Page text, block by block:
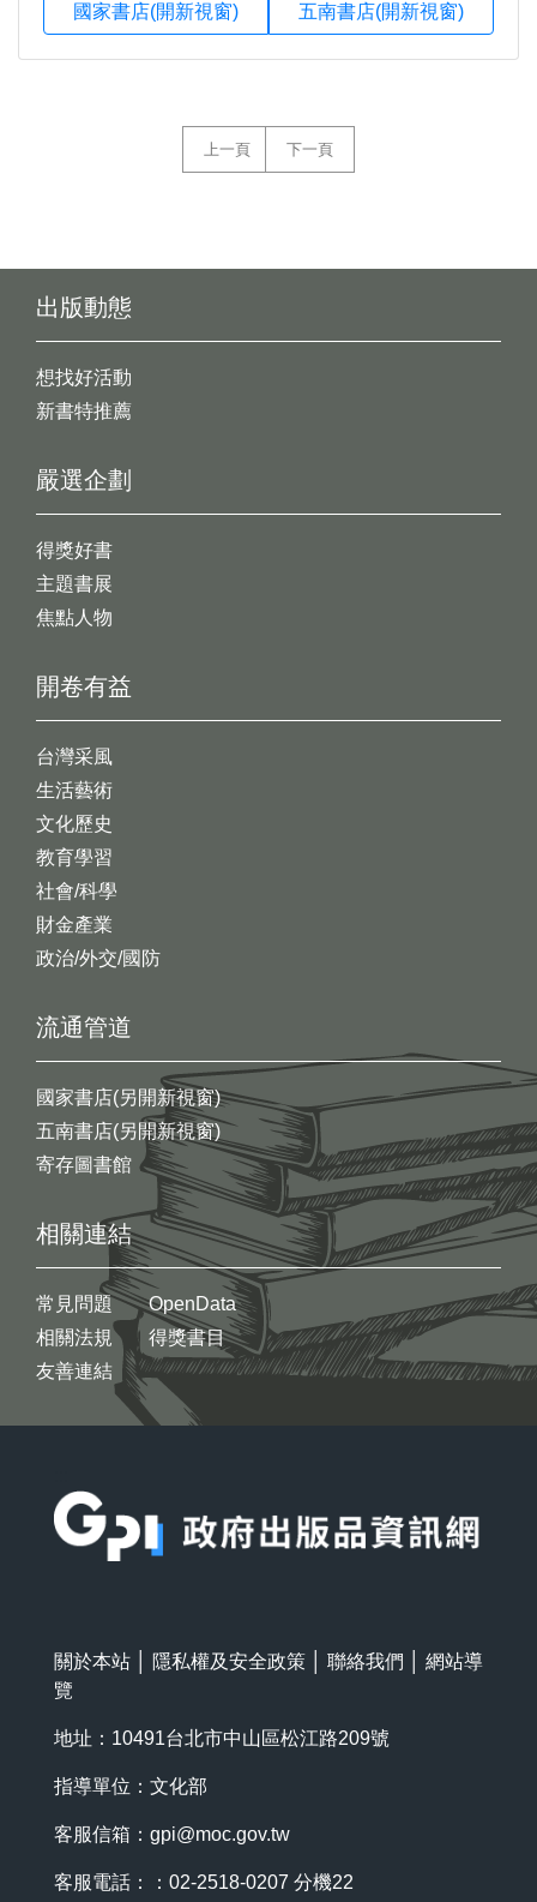
國家書店(開新視窗) 五南書店(開新視窗)
上一頁 下一頁
出版動態
想找好活動
新書特推薦
開卷有益
台灣采風
生活藝術
文化歷史
教育學習
社會/科學
財金產業
政治/外交/國防
嚴選企劃
得獎好書
主題書展
焦點人物
流通管道
國家書店(另開新視窗)
五南書店(另開新視窗)
寄存圖書館
相關連結
常見問題
相關法規
友善連結
OpenData
得獎書目
關於本站 隱私權及安全政策 聯絡我們
網站導
覽
地址：10491台北市中山區松江路209號
指導單位：文化部
客服信箱： gpi@moc.gov.tw
客服電話：：02-2518-0207 分機22